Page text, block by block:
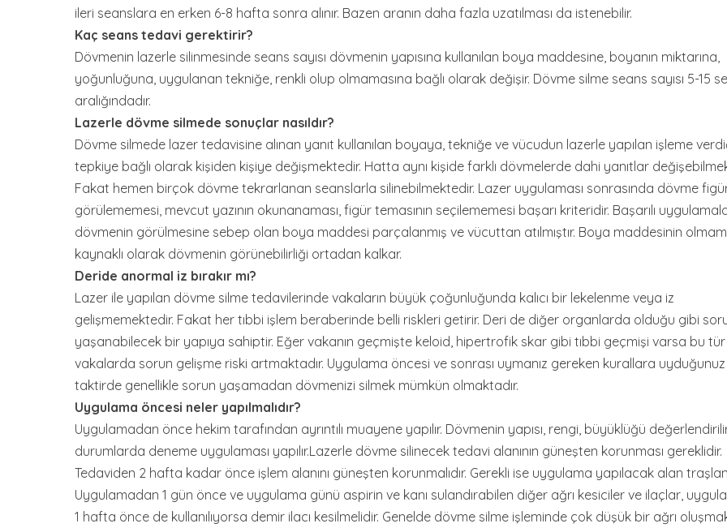
ileri seanslara en erken 6-8 hafta sonra alınır. Bazen aranın daha fazla uzatılması da istenebilir.
Kaç seans tedavi gerektirir?
Dövmenin lazerle silinmesinde seans sayısı dövmenin yapısına kullanılan boya maddesine, boyanın miktarına,
yoğunluğuna, uygulanan tekniğe, renkli olup olmamasına bağlı olarak değişir. Dövme silme seans sayısı 5-15
aralığındadır.
Lazerle dövme silmede sonuçlar nasıldır?
Dövme silmede lazer tedavisine alınan yanıt kullanılan boyaya, tekniğe ve vücudun lazerle yapılan işleme
tepkiye bağlı olarak kişiden kişiye değişmektedir. Hatta aynı kişide farklı dövmelerde dahi yanıtlar
Fakat hemen birçok dövme tekrarlanan seanslarla silinebilmektedir. Lazer uygulaması sonrasında dövme
görülememesi, mevcut yazının okunanaması, figür temasının seçilememesi başarı kriteridir. Başarılı
dövmenin görülmesine sebep olan boya maddesi parçalanmış ve vücuttan atılmıştır. Boya maddesinin
kaynaklı olarak dövmenin görünebilirliği ortadan kalkar.
Deride anormal iz bırakır mı?
Lazer ile yapılan dövme silme tedavilerinde vakaların büyük çoğunluğunda kalıcı bir lekelenme veya iz
gelişmemektedir. Fakat her tıbbi işlem beraberinde belli riskleri getirir. Deri de diğer organlarda olduğu gibi
yaşanabilecek bir yapıya sahiptir. Eğer vakanın geçmişte keloid, hipertrofik skar gibi tıbbi geçmişi varsa bu tür
vakalarda sorun gelişme riski artmaktadır. Uygulama öncesi ve sonrası uymanız gereken kurallara uyduğunuz
taktirde genellikle sorun yaşamadan dövmenizi silmek mümkün olmaktadır.
Uygulama öncesi neler yapılmalıdır?
Uygulamadan önce hekim tarafından ayrıntılı muayene yapılır. Dövmenin yapısı, rengi, büyüklüğü
durumlarda deneme uygulaması yapılır.Lazerle dövme silinecek tedavi alanının güneşten korunması gereklidir.
Tedaviden 2 hafta kadar önce işlem alanını güneşten korunmalıdır. Gerekli ise uygulama yapılacak alan
Uygulamadan 1 gün önce ve uygulama günü aspirin ve kanı sulandırabilen diğer ağrı kesiciler ve ilaçlar,
1 hafta önce de kullanılıyorsa demir ilacı kesilmelidir. Genelde dövme silme işleminde çok düşük bir ağrı